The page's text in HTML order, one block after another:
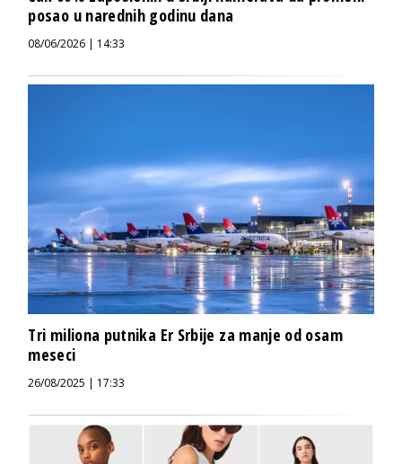
posao u narednih godinu dana
08/06/2026 | 14:33
Tri miliona putnika Er Srbije za manje od osam
meseci
26/08/2025 | 17:33